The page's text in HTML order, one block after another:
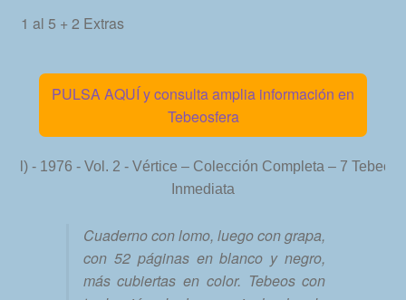
1 al 5 + 2 Extras
PULSA AQUÍ y consulta amplia información en
Tebeosfera
Cuaderno con lomo, luego con grapa,
con 52 páginas en blanco y negro,
más cubiertas en color. Tebeos con